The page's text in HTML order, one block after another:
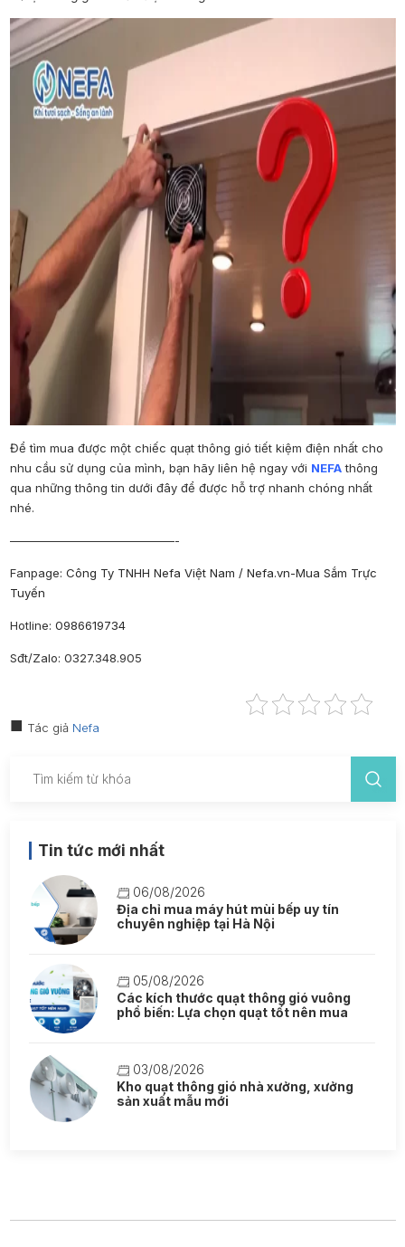
Để tìm mua được một chiếc quạt thông gió tiết kiệm điện nhất cho
nhu cầu sử dụng của mình, bạn hãy liên hệ ngay với NEFAthông
qua những thông tin dưới đây để được hỗ trợ nhanh chóng nhất
nhé.
——————————————-
Fanpage: Công Ty TNHH Nefa Việt Nam / Nefa.vn-Mua Sắm Trực
Tuyến
Hotline: 0986619734
Sđt/Zalo: 0327.348.905
Tác giả Nefa
Tin tức mới nhất
06/08/2026
Địa chỉ mua máy hút mùi bếp uy tín
chuyên nghiệp tại Hà Nội
05/08/2026
Các kích thước quạt thông gió vuông
phổ biến: Lựa chọn quạt tốt nên mua
03/08/2026
Kho quạt thông gió nhà xưởng, xưởng
sản xuất mẫu mới